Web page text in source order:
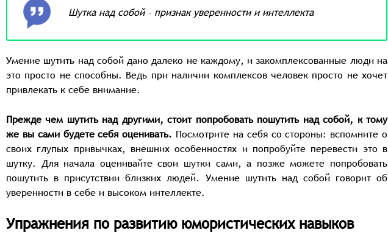
Шутка над собой – признак уверенности и интеллекта
Умение шутить над собой дано далеко не каждому, и закомплексованные люди на
это просто не способны. Ведь при наличии комплексов человек просто не хочет
привлекать к себе внимание.
Прежде чем шутить над другими, стоит попробовать пошутить над собой, к тому
же вы сами будете себя оценивать. Посмотрите на себя со стороны: вспомните о
своих глупых привычках, внешних особенностях и попробуйте перевести это в
шутку. Для начала оценивайте свои шутки сами, а позже можете попробовать
пошутить в присутствии близких людей. Умение шутить над собой говорит об
уверенности в себе и высоком интеллекте.
Упражнения по развитию юмористических навыков